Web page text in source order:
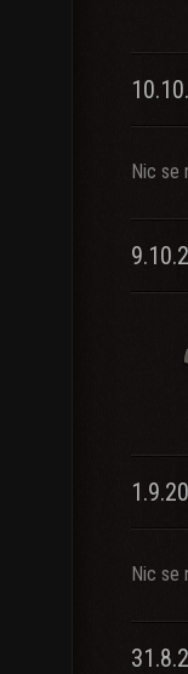
Nic se
Nic se